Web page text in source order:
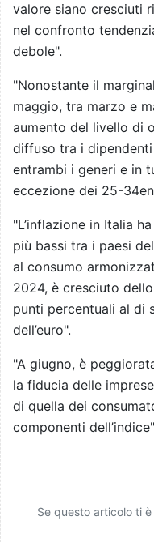
valore siano cresciuti
nel confronto
debole".
"Nonostante il
maggio, tra marzo e
aumento del livello di
diffuso tra i
entrambi i generi e in
eccezione dei 25-
"L’inflazione in Italia
più bassi tra i paesi
al consumo
2024, è cresciuto
punti percentuali al di
dell’euro".
"A giugno, è
la fiducia delle
di quella dei
componenti
Se questo articolo ti